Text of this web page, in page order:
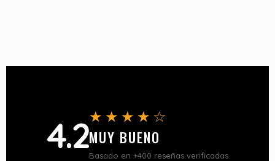
4.2★★★★☆
MUY BUENO
Basado en +400 reseñas verificadas